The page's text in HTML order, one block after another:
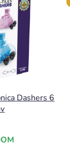
Dashers 6